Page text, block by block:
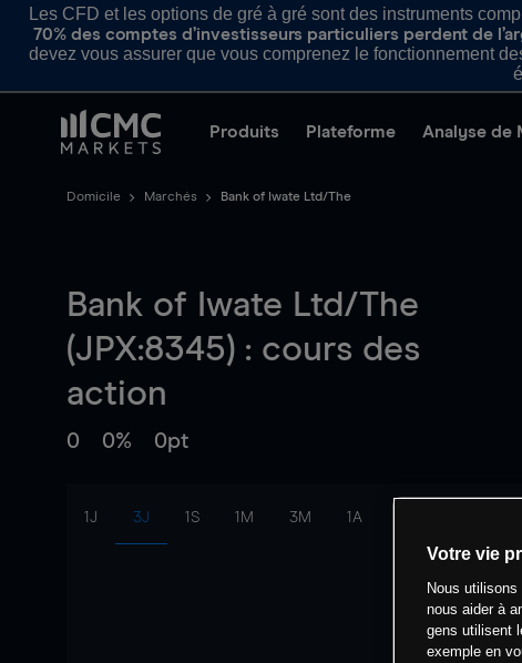
Les CFD et les options de gré à gré sont des instruments
70% des comptes d’investisseurs particuliers perdent de
devez vous assurer que vous comprenez le fonctionnement
Produits Plateforme Analyse de
Domicile Marchés Bank of Iwate Ltd/The
Bank of Iwate Ltd/The
(JPX:8345) : cours des
action
0 0% 0pt
1J 3J 1S 1M 3M 1A
Votre vie
Nous
nous aider à
gens utilisent
exemple en